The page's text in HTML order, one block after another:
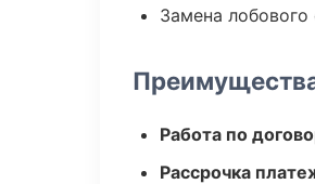
Замена лобового
Работа по
Рассрочка